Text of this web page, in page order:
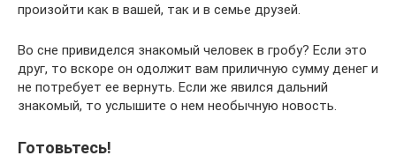
произойти как в вашей, так и в семье друзей.
Во сне привиделся знакомый человек в гробу? Если это
друг, то вскоре он одолжит вам приличную сумму денег и
не потребует ее вернуть. Если же явился дальний
знакомый, то услышите о нем необычную новость.
Готовьтесь!